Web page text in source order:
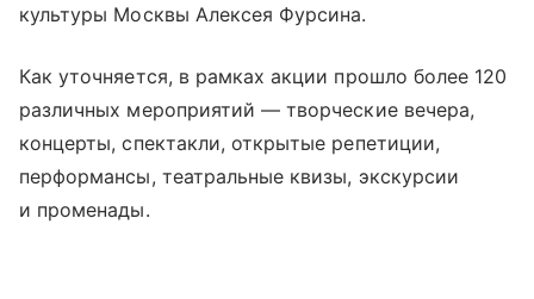
культуры Москвы Алексея Фурсина.
Как уточняется, в рамках акции прошло более 120
различных мероприятий — творческие вечера,
концерты, спектакли, открытые репетиции,
перформансы, театральные квизы, экскурсии
и променады.